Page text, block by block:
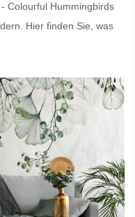
Colourful Hummingbirds
Hier finden Sie, was